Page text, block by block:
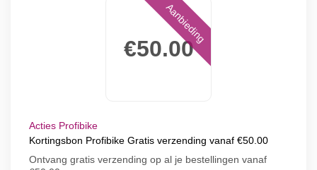
€50.00
Aanbieding
Acties Profibike
Kortingsbon Profibike Gratis verzending vanaf €50.00
Ontvang gratis verzending op al je bestellingen vanaf